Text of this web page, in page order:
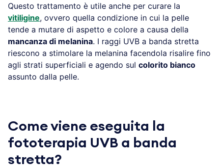
Questo trattamento è utile anche per curare la
vitiligine, ovvero quella condizione in cui la pelle
tende a mutare di aspetto e colore a causa della
mancanza di melanina. I raggi UVB a banda stretta
riescono a stimolare la melanina facendola risalire fino
agli strati superficiali e agendo sul colorito bianco
assunto dalla pelle.
Come viene eseguita la
fototerapia UVB a banda
stretta?